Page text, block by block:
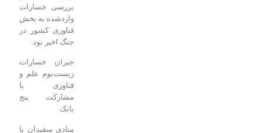
بررسی خسارات
واردشده به بخش
فناوری کشور در
جنگ اخیر بود.
جبران خسارات
زیست‌بوم علم و
فناوری با
مشارکت پنج
منادی سفیدان با